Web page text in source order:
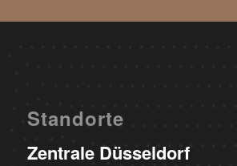
Standorte
Zentrale Düsseldorf